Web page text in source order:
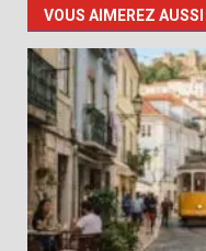
VOUS AIMEREZ AUSSI